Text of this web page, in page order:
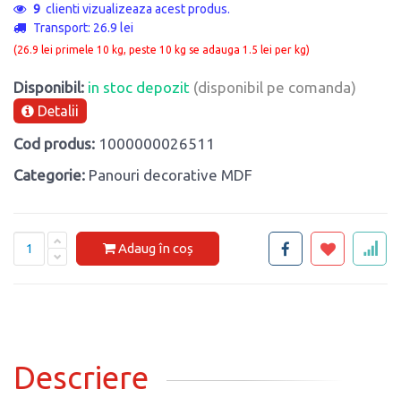
9 clienti vizualizeaza acest produs.
Transport: 26.9 lei
(26.9 lei primele 10 kg, peste 10 kg se adauga 1.5 lei per kg)
Disponibil: in stoc depozit (disponibil pe comanda)
Detalii
Cod produs: 1000000026511
Categorie: Panouri decorative MDF
Adaug în coș
Descriere